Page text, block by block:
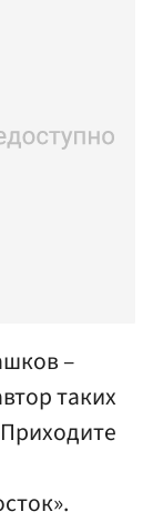
–
таких